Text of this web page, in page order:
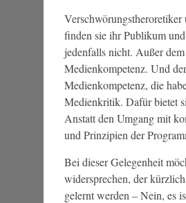
finden sie ihr Publikum
jedenfalls nicht. Außer
Medienkompetenz. Und
Medienkompetenz, die
Medienkritik. Dafür bietet
Anstatt den Umgang mit
und Prinzipien der
Bei dieser Gelegenheit
widersprechen, der kürzlich
gelernt werden – Nein, es